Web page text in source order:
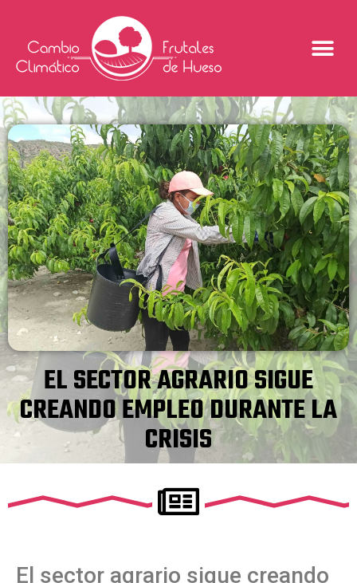
EL SECTOR AGRARIO SIGUE
CREANDO EMPLEO DURANTE LA
CRISIS
El sector agrario sigue creando